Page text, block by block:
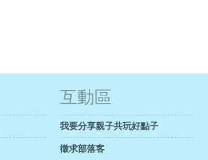
互動區
我要分享親子共玩好點子
徵求部落客